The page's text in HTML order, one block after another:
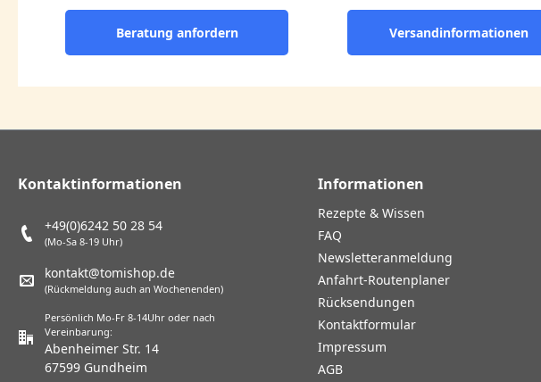
Beratung anfordern Versandinformationen
Kontaktinformationen
+49(0)6242 50 28 54
(Mo-Sa 8-19 Uhr)
kontakt@tomishop.de
(Rückmeldung auch an Wochenenden)
Persönlich Mo-Fr 8-14Uhr oder nach
Vereinbarung:
Abenheimer Str. 14
67599 Gundheim
Informationen
Rezepte & Wissen
FAQ
Newsletteranmeldung
Anfahrt-Routenplaner
Rücksendungen
Kontaktformular
Impressum
AGB